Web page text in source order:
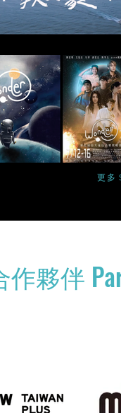
更多
作夥伴